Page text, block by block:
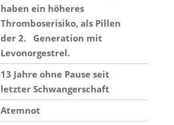
haben ein höheres
Thromboserisiko, als Pillen
der 2. Generation mit
Levonorgestrel.
13 Jahre ohne Pause seit
letzter Schwangerschaft
Atemnot